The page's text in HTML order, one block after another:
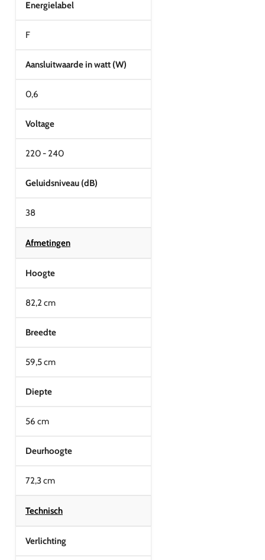
Energielabel
F
Aansluitwaarde in watt (W)
0,6
Voltage
220 - 240
Geluidsniveau (dB)
38
Afmetingen
Hoogte
82,2 cm
Breedte
59,5 cm
Diepte
56 cm
Deurhoogte
72,3 cm
Technisch
Verlichting